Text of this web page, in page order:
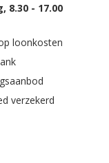
8.30 - 17.00
loonkosten
verzekerd